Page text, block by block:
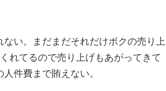
い。まだまだそれだけボクの売り上
れてるので売り上げもあがってきて
件費まで賄えない。